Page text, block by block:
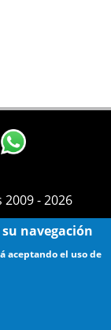
- 2026
navegación
aceptando el uso de